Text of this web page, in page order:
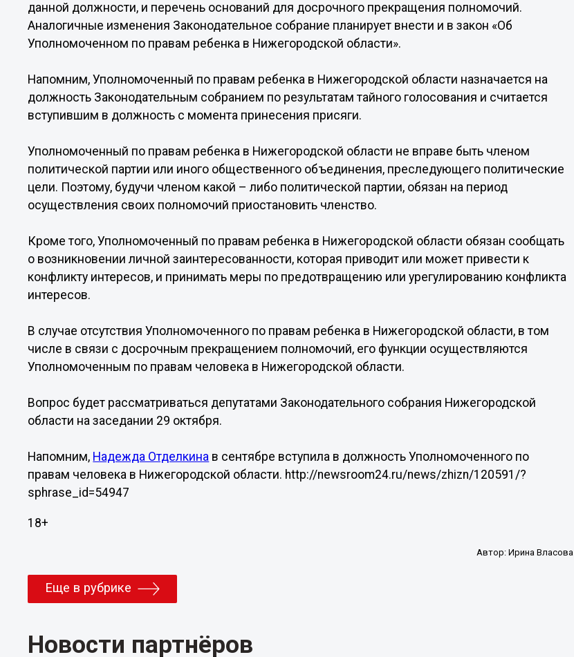
данной должности, и перечень оснований для досрочного прекращения полномочий.
Аналогичные изменения Законодательное собрание планирует внести и в закон «Об
Уполномоченном по правам ребенка в Нижегородской области».
Напомним, Уполномоченный по правам ребенка в Нижегородской области назначается на
должность Законодательным собранием по результатам тайного голосования и считается
вступившим в должность с момента принесения присяги.
Уполномоченный по правам ребенка в Нижегородской области не вправе быть членом
политической партии или иного общественного объединения, преследующего политические
цели. Поэтому, будучи членом какой – либо политической партии, обязан на период
осуществления своих полномочий приостановить членство.
Кроме того, Уполномоченный по правам ребенка в Нижегородской области обязан сообщать
о возникновении личной заинтересованности, которая приводит или может привести к
конфликту интересов, и принимать меры по предотвращению или урегулированию конфликта
интересов.
В случае отсутствия Уполномоченного по правам ребенка в Нижегородской области, в том
числе в связи с досрочным прекращением полномочий, его функции осуществляются
Уполномоченным по правам человека в Нижегородской области.
Вопрос будет рассматриваться депутатами Законодательного собрания Нижегородской
области на заседании 29 октября.
Напомним, Надежда Отделкина в сентябре вступила в должность Уполномоченного по
правам человека в Нижегородской области. http://newsroom24.ru/news/zhizn/120591/?
sphrase_id=54947
18+
Автор: Ирина Власова
Еще в рубрике
Новости партнёров